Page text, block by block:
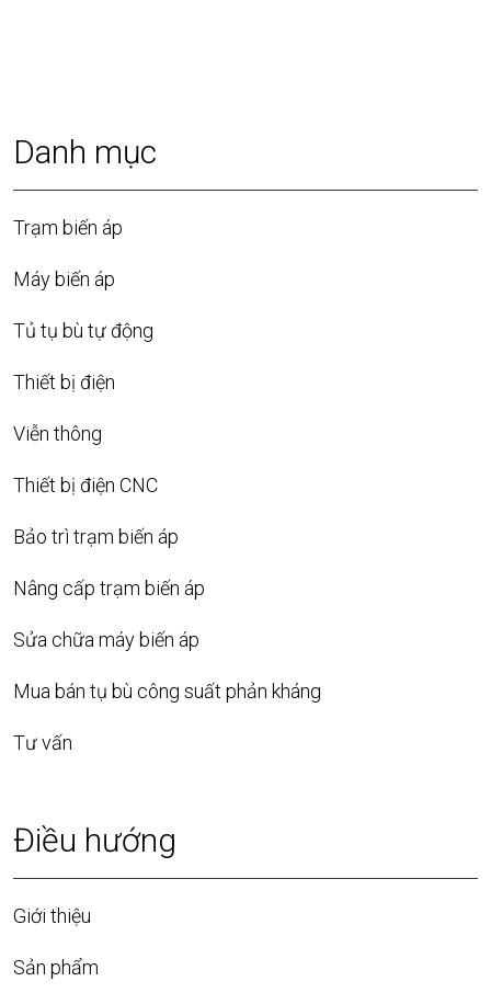
Danh mục
Trạm biến áp
Máy biến áp
Tủ tụ bù tự động
Thiết bị điện
Viễn thông
Thiết bị điện CNC
Bảo trì trạm biến áp
Nâng cấp trạm biến áp
Sửa chữa máy biến áp
Mua bán tụ bù công suất phản kháng
Tư vấn
Điều hướng
Giới thiệu
Sản phẩm